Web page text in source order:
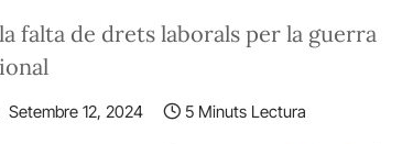
falta de drets laborals per la guerra
Setembre 12, 2024 5 Minuts Lectura